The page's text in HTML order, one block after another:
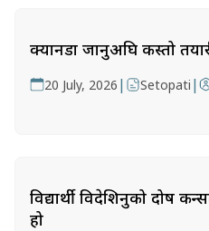
क्यानडा जानुअघि कस्तो
20 July, 2026 | Setopati |
विद्यार्थी विदेशिनुको दोष
हो